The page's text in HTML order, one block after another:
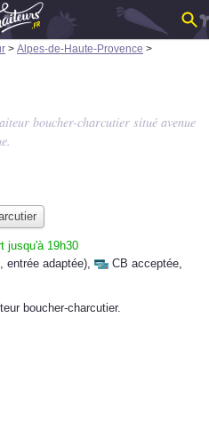
> Alpes-de-Haute-Provence >
boucher-charcutier situé avenue
jusqu'à 19h30
entrée adaptée), CB acceptée,
boucher-charcutier.